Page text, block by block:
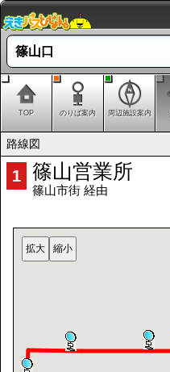
篠山口
TOP のりば案内 周辺施設案内
路線図
1 篠山営業所
篠山市街 経由